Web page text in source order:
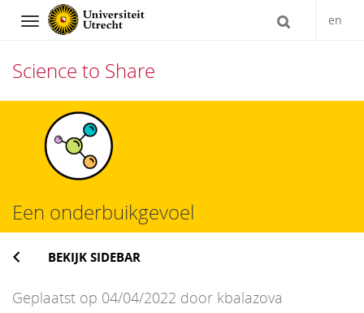
Navigation en
Science to Share
Een onderbuikgevoel
BEKIJK SIDEBAR
Geplaatst op 04/04/2022 door kbalazova